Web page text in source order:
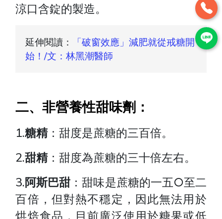
涼口含錠的製造。
延伸閱讀：
「破窗效應」減肥就從戒糖開
始！/文：林黑潮醫師
二、非營養性甜味劑：
1.糖精：甜度是蔗糖的三百倍。
2.甜精：甜度為蔗糖的三十倍左右。
3.阿斯巴甜 ：甜味是蔗糖的一五○至二
百倍，但對熱不穩定，因此無法用於
烘焙食品，目前廣泛使用於糖果或低